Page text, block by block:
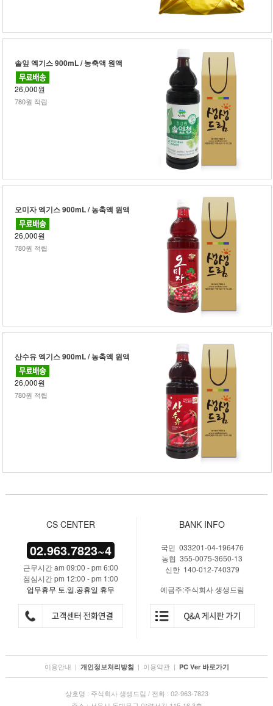
솔잎 엑기스 900mL / 농축액 원액
26,000원
780원 적립
오미자 엑기스 900mL / 농축액 원액
26,000원
780원 적립
산수유 엑기스 900mL / 농축액 원액
26,000원
780원 적립
CS CENTER
02.963.7823~4
근무시간 am 09:00 - pm 6:00
점심시간 pm 12:00 - pm 1:00
업무휴무 토.일.공휴일 휴무
BANK INFO
국민 033201-04-196476
농협 355-0075-3650-13
신한 140-012-740379
예금주:주식회사 생생드림
이용안내 | 개인정보처리방침 | 이용약관 | PC Ver 바로가기
상호명 : 주식회사 생생드림 / 전화 : 02-963-7823